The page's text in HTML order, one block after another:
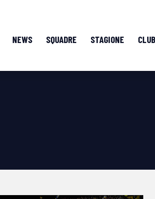
NEWS SQUADRE STAGIONE CLUB